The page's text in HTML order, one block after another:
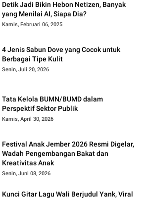
Detik Jadi Bikin Hebon Netizen, Banyak
yang Menilai AI, Siapa Dia?
Kamis, Februari 06, 2025
4 Jenis Sabun Dove yang Cocok untuk
Berbagai Tipe Kulit
Senin, Juli 20, 2026
Tata Kelola BUMN/BUMD dalam
Perspektif Sektor Publik
Kamis, April 30, 2026
Festival Anak Jember 2026 Resmi Digelar,
Wadah Pengembangan Bakat dan
Kreativitas Anak
Senin, Juni 08, 2026
Kunci Gitar Lagu Wali Berjudul Yank, Viral